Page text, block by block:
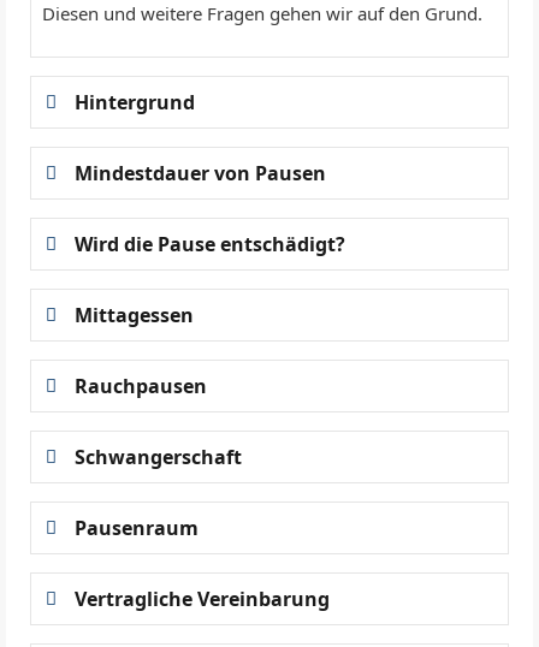
Diesen und weitere Fragen gehen wir auf den Grund.
Hintergrund
Mindestdauer von Pausen
Wird die Pause entschädigt?
Mittagessen
Rauchpausen
Schwangerschaft
Pausenraum
Vertragliche Vereinbarung